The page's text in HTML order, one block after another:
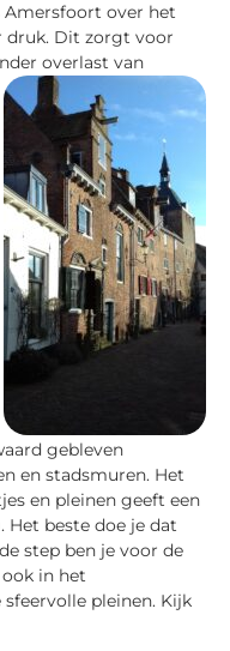
over het
druk. Dit zorgt voor
overlast van
gebleven
en stadsmuren. Het
en pleinen geeft een
Het beste doe je dat
step ben je voor de
in het
pleinen. Kijk